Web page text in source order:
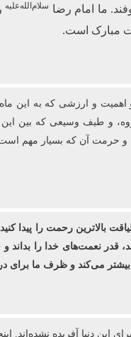
ما امام رضا سلام‌الله‌علیه
مبارک است.
اهمیت و ارزشی كه به این
و طیف وسیعی که بین
حرمت آن که بسیار مهم است،
بالاترین رحمت را پیدا
قدر نعمت‌های خدا را
بیشتر می‌کند و ظرف ما